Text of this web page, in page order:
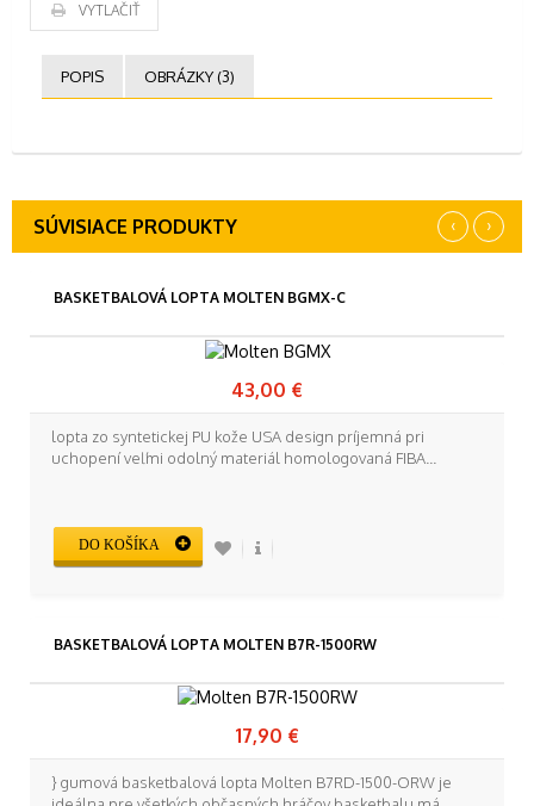
VYTLAČIŤ
POPIS OBRÁZKY (3)
SÚVISIACE PRODUKTY ‹ ›
BASKETBALOVÁ LOPTA MOLTEN BGMX-C
43,00 €
lopta zo syntetickej PU kože USA design príjemná pri
uchopení veľmi odolný materiál homologovaná FIBA...
DO KOŠÍKA
BASKETBALOVÁ LOPTA MOLTEN B7R-1500RW
17,90 €
} gumová basketbalová lopta Molten B7RD-1500-ORW je